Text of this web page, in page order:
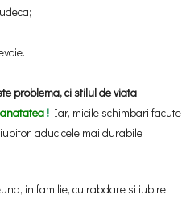
problema, ci stilul de viata.
! Iar, micile schimbari facute
aduc cele mai durabile
in familie, cu rabdare si iubire.